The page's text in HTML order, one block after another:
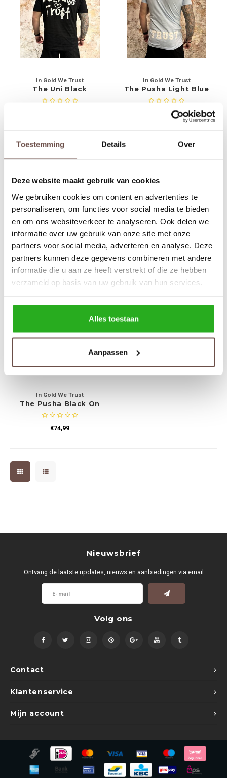
Toestemming Details Over
Deze website maakt gebruik van cookies
We gebruiken cookies om content en advertenties te
personaliseren, om functies voor social media te bieden
en om ons websiteverkeer te analyseren. Ook delen we
informatie over uw gebruik van onze site met onze
partners voor social media, adverteren en analyse. Deze
partners kunnen deze gegevens combineren met andere
informatie die u aan ze heeft verstrekt of die ze hebben
verzameld op basis van uw gebruik van hun services.
Alles toestaan
Aanpassen
Blouses
Tracksuits
Pantalons
Sweatpants
Swimwear
Slippers
Schoenen
Coltrui
Trackpants
Pantalons
Slippers
Shorts
Sets
Winterjassen
In Gold We Trust
The Uni Black
In Gold We Trust
The Pusha Light Blue
€74,99
In Gold We Trust
The Diem Black
€89,99
In Gold We Trust
The Pusha Green
€74,99
In Gold We Trust
The Pusha Black On
Black
€74,99
Contact
Nieuwsbrief
Ontvang de laatste updates, nieuws en aanbiedingen via email
Volg ons
Klantenservice
Mijn account